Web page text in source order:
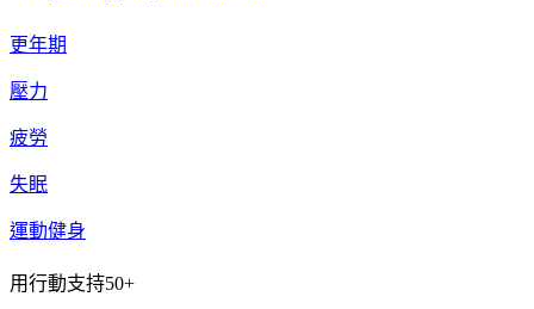
更年期
壓力
疲勞
失眠
運動健身
用行動支持50+